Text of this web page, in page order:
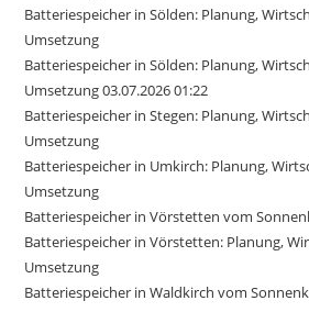
Batteriespeicher in Sölden: Planung,
Umsetzung
Batteriespeicher in Sölden: Planung,
Umsetzung 03.07.2026 01:22
Batteriespeicher in Stegen: Planung,
Umsetzung
Batteriespeicher in Umkirch: Planung,
Umsetzung
Batteriespeicher in Vörstetten vom
Batteriespeicher in Vörstetten: Planung,
Umsetzung
Batteriespeicher in Waldkirch vom